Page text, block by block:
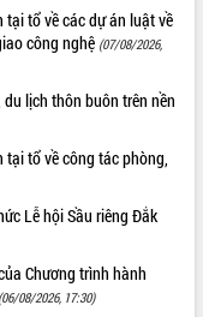
tổ về các dự án luật về
công nghệ (07/08/2026,
du lịch thôn buôn trên nền
tổ về công tác phòng,
Lễ hội Sầu riêng Đắk
Chương trình hành
(06/08/2026, 17:30)